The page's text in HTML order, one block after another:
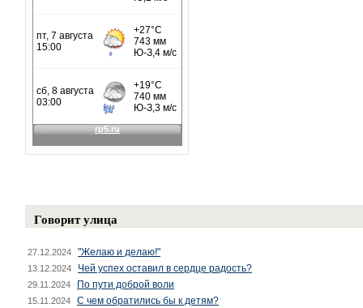
Говорит улица
27.12.2024 "Желаю и делаю!"
13.12.2024 Чей успех оставил в сердце радость?
29.11.2024 По пути доброй воли
15.11.2024 С чем обратились бы к детям?